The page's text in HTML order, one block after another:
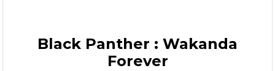
Black Panther : Wakanda
Forever